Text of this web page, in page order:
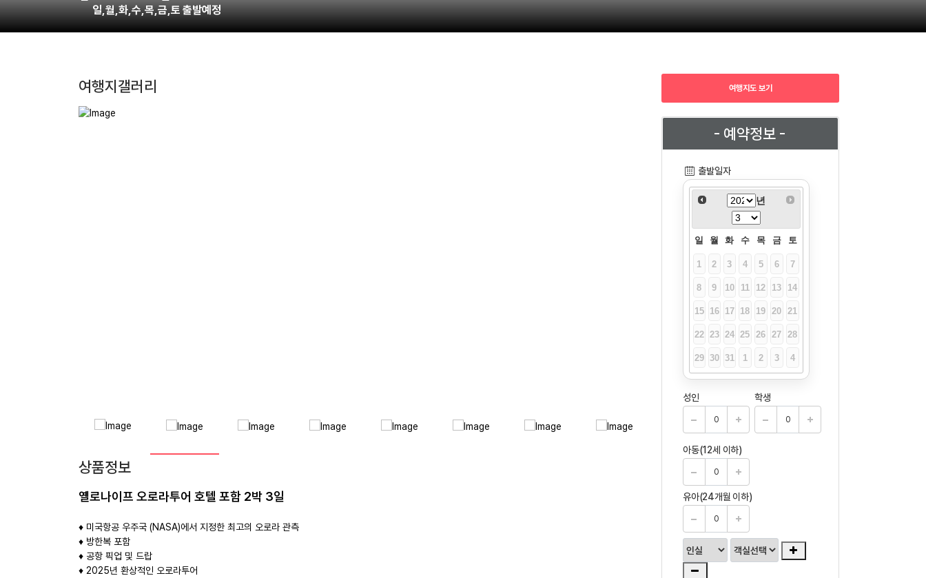
일,월,화,수,목,금,토 출발예정
여행지갤러리
상품정보
옐로나이프 오로라투어 호텔 포함 2박 3일
♦ 미국항공 우주국 (NASA)에서 지정한 최고의 오로라 관측
♦ 방한복 포함
♦ 공항 픽업 및 드랍
♦ 2025년 환상적인 오로라투어
여행지도 보기
- 예약정보 -
출발일자
년
일 월 화 수 목 금 토
1 2 3 4 5 6 7
8 9 10 11 12 13 14
15 16 17 18 19 20 21
22 23 24 25 26 27 28
29 30 31 1 2 3 4
성인 학생
아동(12세 이하)
유아(24개월 이하)